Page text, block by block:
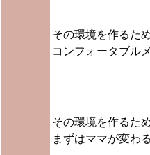
その環境を作るた
コンフォータブル
その環境を作るた
まずはママが変わ